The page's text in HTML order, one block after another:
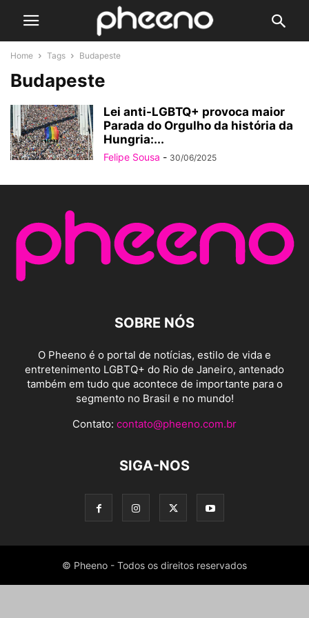
Home Tags Budapeste
Budapeste
Lei anti-LGBTQ+ provoca maior
Parada do Orgulho da história da
Hungria:...
Felipe Sousa - 30/06/2025
SOBRE NÓS
O Pheeno é o portal de notícias, estilo de vida e
entretenimento LGBTQ+ do Rio de Janeiro, antenado
também em tudo que acontece de importante para o
segmento no Brasil e no mundo!
Contato: contato@pheeno.com.br
SIGA-NOS
© Pheeno - Todos os direitos reservados